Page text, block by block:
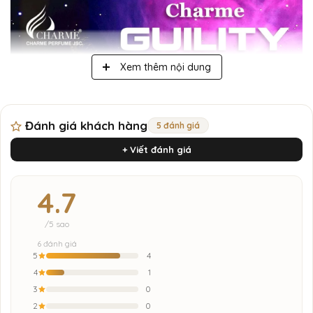
Charme Guility 100ml
Xem thêm nội dung
Đánh giá khách hàng 5 đánh giá
+ Viết đánh giá
4.7
/5 sao
6 đánh giá
5
4
4
1
3
0
2
0